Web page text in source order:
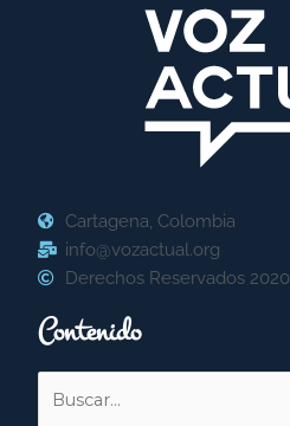
Cartagena, Colombia
info@vozactual.org
Derechos Reservados 2020
Contenido
por: